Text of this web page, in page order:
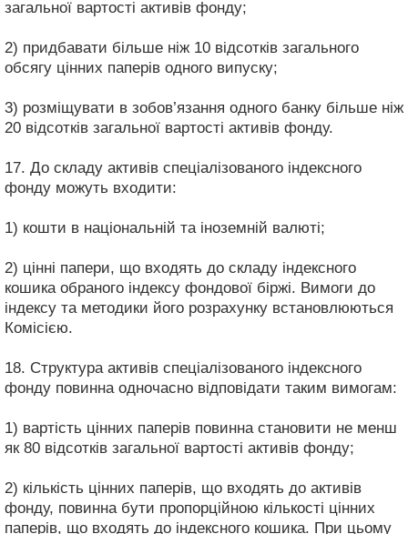
загальної вартості активів фонду;
2) придбавати більше ніж 10 відсотків загального
обсягу цінних паперів одного випуску;
3) розміщувати в зобов’язання одного банку більше ніж
20 відсотків загальної вартості активів фонду.
17. До складу активів спеціалізованого індексного
фонду можуть входити:
1) кошти в національній та іноземній валюті;
2) цінні папери, що входять до складу індексного
кошика обраного індексу фондової біржі. Вимоги до
індексу та методики його розрахунку встановлюються
Комісією.
18. Структура активів спеціалізованого індексного
фонду повинна одночасно відповідати таким вимогам:
1) вартість цінних паперів повинна становити не менш
як 80 відсотків загальної вартості активів фонду;
2) кількість цінних паперів, що входять до активів
фонду, повинна бути пропорційною кількості цінних
паперів, що входять до індексного кошика. При цьому